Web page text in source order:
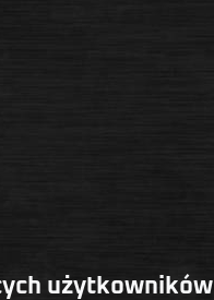
użytkowników